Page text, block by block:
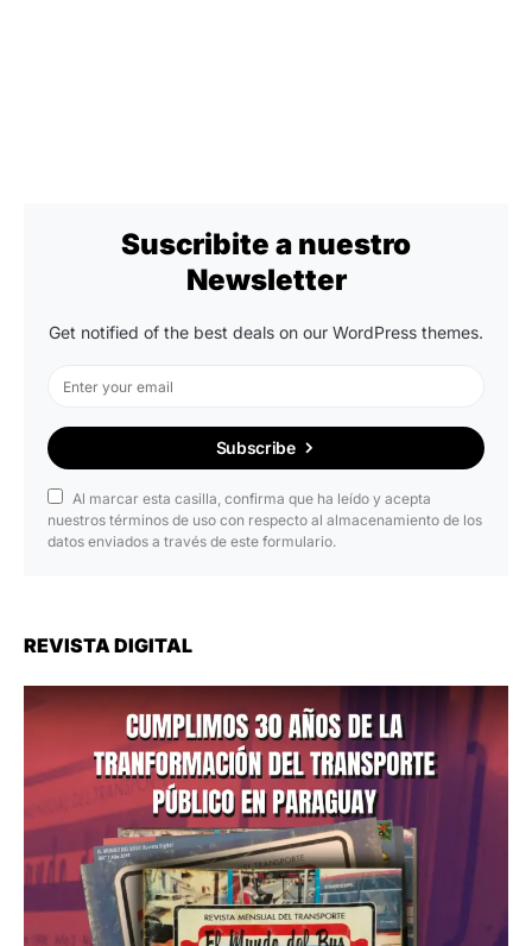
Suscribite a nuestro
Newsletter
Get notified of the best deals on our WordPress themes.
Subscribe
Al marcar esta casilla, confirma que ha leído y acepta
nuestros términos de uso con respecto al almacenamiento de los
datos enviados a través de este formulario.
REVISTA DIGITAL